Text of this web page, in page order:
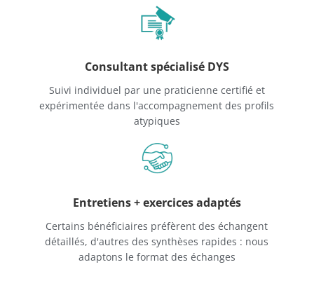
Consultant spécialisé DYS
Suivi individuel par une praticienne certifié et
expérimentée dans l'accompagnement des profils
atypiques
Entretiens + exercices adaptés
Certains bénéficiaires préfèrent des échangent
détaillés, d'autres des synthèses rapides : nous
adaptons le format des échanges